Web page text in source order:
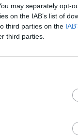
may separately opt-
on the IAB’s list of
third parties on the
third parties.
στην Αθήνα
προτείνει